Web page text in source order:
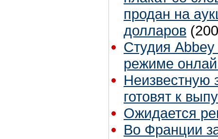
продан на
долларов
Студия Abbey
режиме
Неизвестную
готовят к
Ожидается
Во Франции